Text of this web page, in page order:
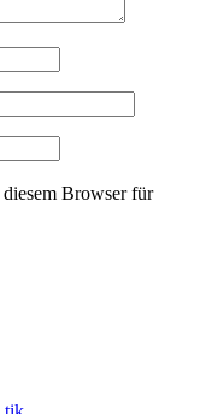
Browser für